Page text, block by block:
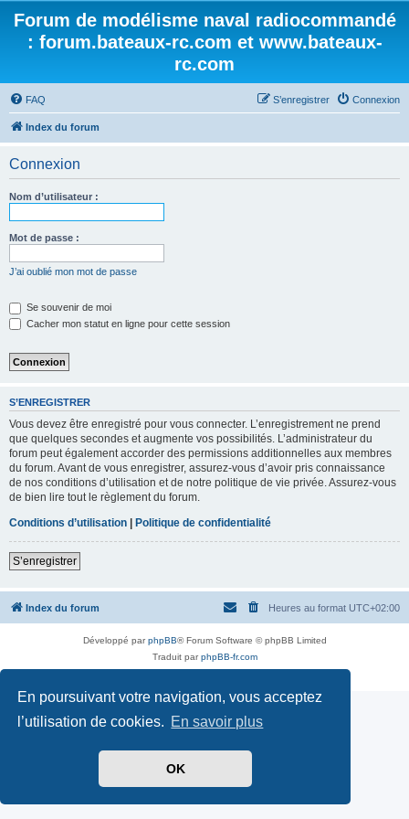
En poursuivant votre navigation, vous acceptez
l’utilisation de cookies. En savoir plus
OK
Forum de modélisme naval radiocommandé
: forum.bateaux-rc.com et www.bateaux-
rc.com
FAQ Connexion
S’enregistrer
Index du forum
Connexion
Nom d’utilisateur :
Mot de passe :
J’ai oublié mon mot de passe
Se souvenir de moi
Cacher mon statut en ligne pour cette session
S’ENREGISTRER
Vous devez être enregistré pour vous connecter. L’enregistrement ne prend
que quelques secondes et augmente vos possibilités. L’administrateur du
forum peut également accorder des permissions additionnelles aux membres
du forum. Avant de vous enregistrer, assurez-vous d’avoir pris connaissance
de nos conditions d’utilisation et de notre politique de vie privée. Assurez-vous
de bien lire tout le règlement du forum.
Conditions d’utilisation | Politique de confidentialité
S’enregistrer
Index du forum Heures au format UTC+02:00
Développé parphpBB® Forum Software © phpBB Limited
Traduit parphpBB-fr.com